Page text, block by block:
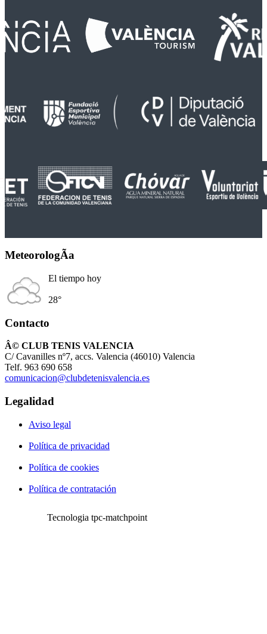
MeteorologÃ­a
El tiempo hoy
28°
Contacto
Â© CLUB TENIS VALENCIA
C/ Cavanilles nº7, accs. Valencia (46010) Valencia
Telf. 963 690 658
comunicacion@clubdetenisvalencia.es
Legalidad
Aviso legal
Política de privacidad
Política de cookies
Política de contratación
Tecnologia tpc-matchpoint